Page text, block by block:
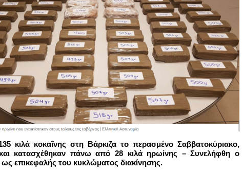
κιλά κοκαΐνης στη Βάρκιζα το περασμένο Σαββατοκύριακο,
κατασχέθηκαν πάνω από 28 κιλά ηρωίνης – Συνελήφθη ο
επικεφαλής του κυκλώματος διακίνησης.